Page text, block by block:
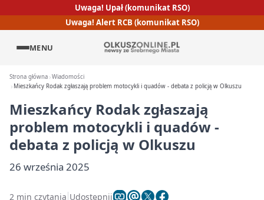
Uwaga! Upał (komunikat RSO)
Uwaga! Alert RCB (komunikat RSO)
MENU
Strona główna Wiadomości
Mieszkańcy Rodak zgłaszają problem motocykli i quadów - debata z policją w Olkuszu
Mieszkańcy Rodak zgłaszają
problem motocykli i quadów -
debata z policją w Olkuszu
26 września 2025
2 min czytania Udostępnij